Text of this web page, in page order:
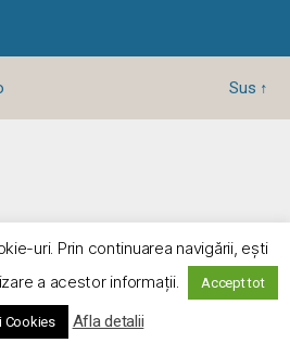
Sus ↑
uri. Prin continuarea navigării, eşti
a acestor informaţii.
Accept tot
Cookies Afla detalii